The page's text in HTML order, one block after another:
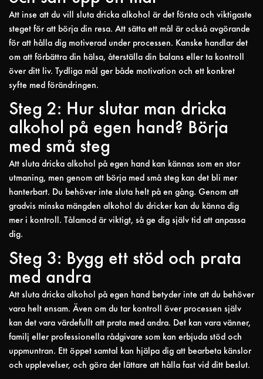
Att inse att du vill sluta dricka alkohol är det första och viktigaste
steget för att börja din resa. Att sätta ett mål är också avgörande
för att hålla dig motiverad under processen. Kanske handlar det
om att förbättra din hälsa, återställa din balans eller ta kontroll
över ditt liv. Tydliga mål ger både motivation och ett konkret
syfte med förändringen.
Steg 2: Hur slutar man dricka
alkohol på egen hand? Börja
med små steg
Att sluta dricka alkohol på egen hand kan kännas som en stor
utmaning, men genom att börja med små steg kan det bli mer
hanterbart. Du behöver inte sluta helt på en gång. Genom att
gradvis minska mängden alkohol du dricker kan du känna dig
mer i kontroll. Tålamod är viktigt, så ge dig själv tid att anpassa
dig.
Steg 3: Bygg ett stöd och prata
med andra
Att sluta dricka alkohol på egen hand betyder inte att du behöver
vara helt ensam. Även om du tar kontroll över processen själv
kan det vara värdefullt att prata med andra. Det kan vara vänner,
familj eller professionella rådgivare som kan erbjuda stöd och
uppmuntran. Ett öppet samtal kan hjälpa dig att bearbeta känslor
och upplevelser, och göra det lättare att hålla fast vid ditt beslut.